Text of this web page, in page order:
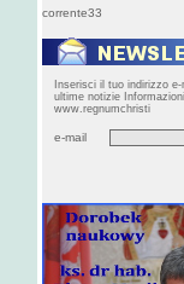
corrente33
Inserisci il tuo indirizzo
ultime notizie
www.regnumchristi
e-mail